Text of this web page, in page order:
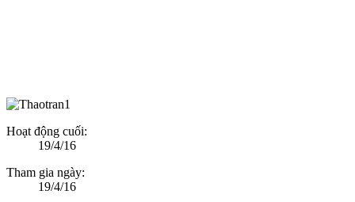
Hoạt động cuối:
19/4/16
Tham gia ngày:
19/4/16